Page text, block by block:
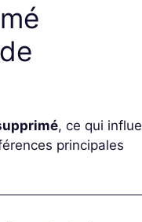
, ce qui influe
principales